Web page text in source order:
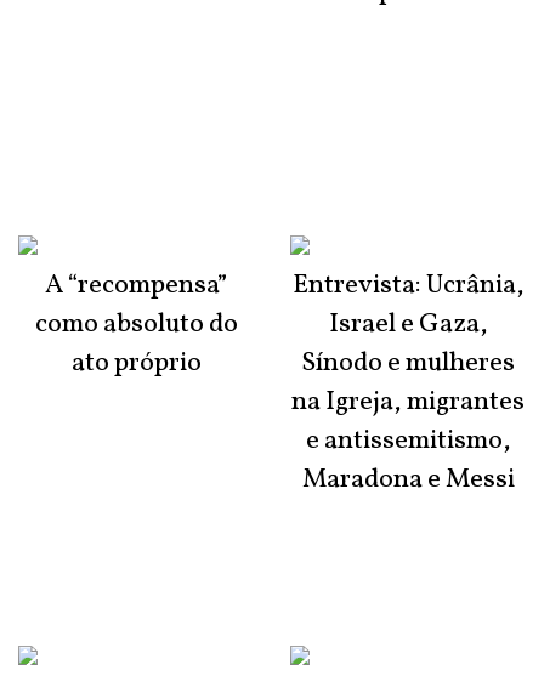
A “recompensa”
como absoluto do
ato próprio
Entrevista: Ucrânia,
Israel e Gaza,
Sínodo e mulheres
na Igreja, migrantes
e antissemitismo,
Maradona e Messi